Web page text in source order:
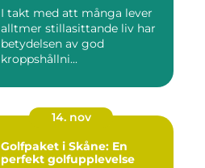
I takt med att många lever
alltmer stillasittande liv har
betydelsen av god
kroppshållni...
14. nov
Golfpaket i Skåne: En
perfekt golfupplevelse